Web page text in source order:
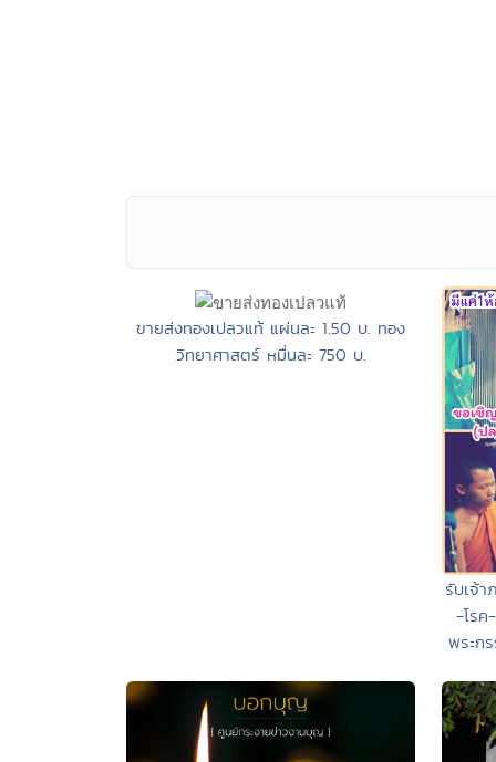
ขายส่งทองเปลวแท้ แผ่นละ 1.50 บ. ทอง
วิทยาศาสตร์ หมื่นละ 750 บ.
รับเจ้
-โรค
พระก